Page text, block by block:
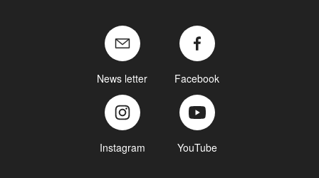
News letter Facebook
Instagram YouTube